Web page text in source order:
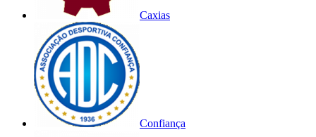
Caxias
Confiança